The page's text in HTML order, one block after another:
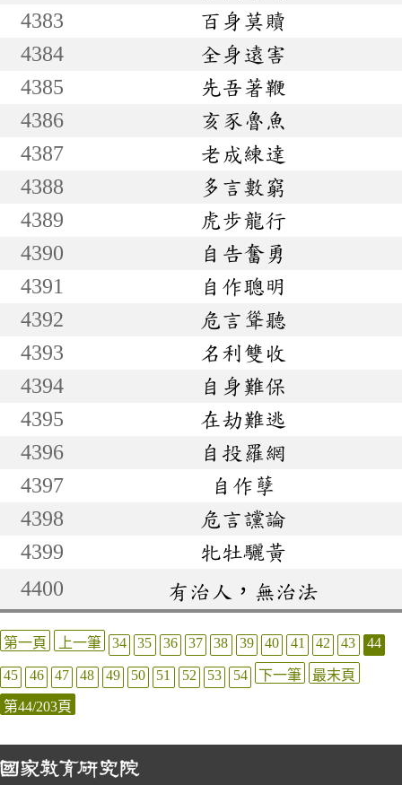
4383
百身莫贖
4384
全身遠害
4385
先吾著鞭
4386
亥豕魯魚
4387
老成練達
4388
多言數窮
4389
虎步龍行
4390
自告奮勇
4391
自作聰明
4392
危言聳聽
4393
名利雙收
4394
自身難保
4395
在劫難逃
4396
自投羅網
4397
自作孽
4398
危言讜論
4399
牝牡驪黃
4400
有治人，無治法
第一頁 上一筆 34 35 36 37 38 39 40 41 42 43 44
45 46 47 48 49 50 51 52 53 54 下一筆 最末頁
第44/203頁